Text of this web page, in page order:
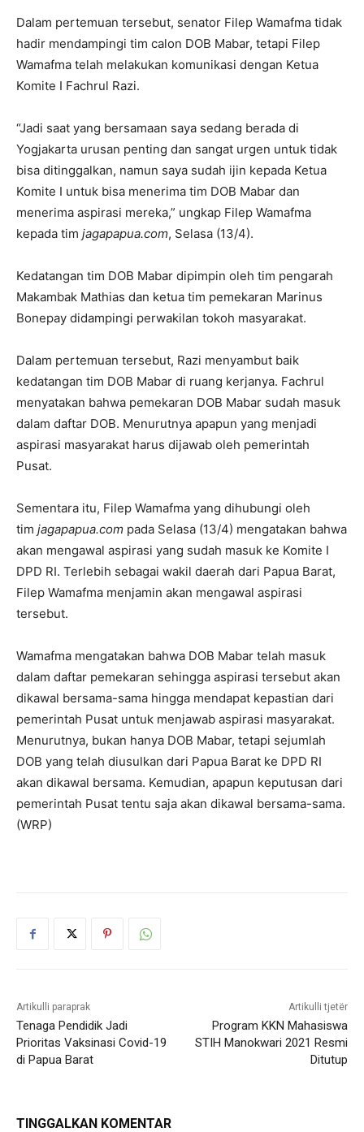
Dalam pertemuan tersebut, senator Filep Wamafma tidak
hadir mendampingi tim calon DOB Mabar, tetapi Filep
Wamafma telah melakukan komunikasi dengan Ketua
Komite I Fachrul Razi.
“Jadi saat yang bersamaan saya sedang berada di
Yogjakarta urusan penting dan sangat urgen untuk tidak
bisa ditinggalkan, namun saya sudah ijin kepada Ketua
Komite I untuk bisa menerima tim DOB Mabar dan
menerima aspirasi mereka,” ungkap Filep Wamafma
kepada tim jagapapua.com, Selasa (13/4).
Kedatangan tim DOB Mabar dipimpin oleh tim pengarah
Makambak Mathias dan ketua tim pemekaran Marinus
Bonepay didampingi perwakilan tokoh masyarakat.
Dalam pertemuan tersebut, Razi menyambut baik
kedatangan tim DOB Mabar di ruang kerjanya. Fachrul
menyatakan bahwa pemekaran DOB Mabar sudah masuk
dalam daftar DOB. Menurutnya apapun yang menjadi
aspirasi masyarakat harus dijawab oleh pemerintah
Pusat.
Sementara itu, Filep Wamafma yang dihubungi oleh
tim jagapapua.com pada Selasa (13/4) mengatakan bahwa
akan mengawal aspirasi yang sudah masuk ke Komite I
DPD RI. Terlebih sebagai wakil daerah dari Papua Barat,
Filep Wamafma menjamin akan mengawal aspirasi
tersebut.
Wamafma mengatakan bahwa DOB Mabar telah masuk
dalam daftar pemekaran sehingga aspirasi tersebut akan
dikawal bersama-sama hingga mendapat kepastian dari
pemerintah Pusat untuk menjawab aspirasi masyarakat.
Menurutnya, bukan hanya DOB Mabar, tetapi sejumlah
DOB yang telah diusulkan dari Papua Barat ke DPD RI
akan dikawal bersama. Kemudian, apapun keputusan dari
pemerintah Pusat tentu saja akan dikawal bersama-sama.
(WRP)
Artikulli paraprak
Tenaga Pendidik Jadi
Prioritas Vaksinasi Covid-19
di Papua Barat
Artikulli tjetër
Program KKN Mahasiswa
STIH Manokwari 2021 Resmi
Ditutup
TINGGALKAN KOMENTAR